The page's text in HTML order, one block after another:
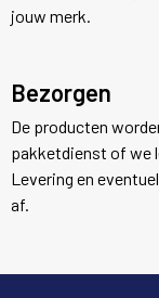
Hoofdbescherming
Horecatextiel
Polo's
Regenkleding
Schrijfwaren
Sleutelhangers
jouw merk.
Bezorgen
De producten
pakketdienst of we
Levering en
af.